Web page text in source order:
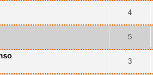
4
5
3